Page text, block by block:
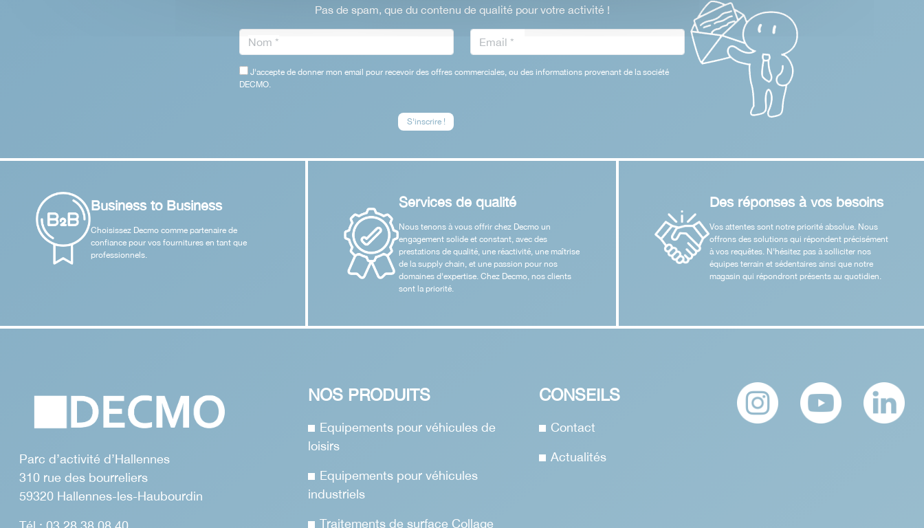
Pas de spam, que du contenu de qualité pour votre activité !
J'accepte de donner mon email pour recevoir des offres commerciales, ou des informations provenant de la société
DECMO.
Business to Business
Choisissez Decmo comme partenaire de
confiance pour vos fournitures en tant que
professionnels.
Services de qualité
Nous tenons à vous offrir chez Decmo un
engagement solide et constant, avec des
prestations de qualité, une réactivité, une maîtrise
de la supply chain, et une passion pour nos
domaines d'expertise. Chez Decmo, nos clients
sont la priorité.
Des réponses à vos besoins
Vos attentes sont notre priorité absolue. Nous
offrons des solutions qui répondent précisément
à vos requêtes. N'hésitez pas à solliciter nos
équipes terrain et sédentaires ainsi que notre
magasin qui répondront présents au quotidien.
Parc d’activité d’Hallennes
310 rue des bourreliers
59320 Hallennes-les-Haubourdin
NOS PRODUITS
Equipements pour véhicules de
loisirs
Equipements pour véhicules
industriels
Traitements de surface Collage
CONSEILS
Contact
Actualités